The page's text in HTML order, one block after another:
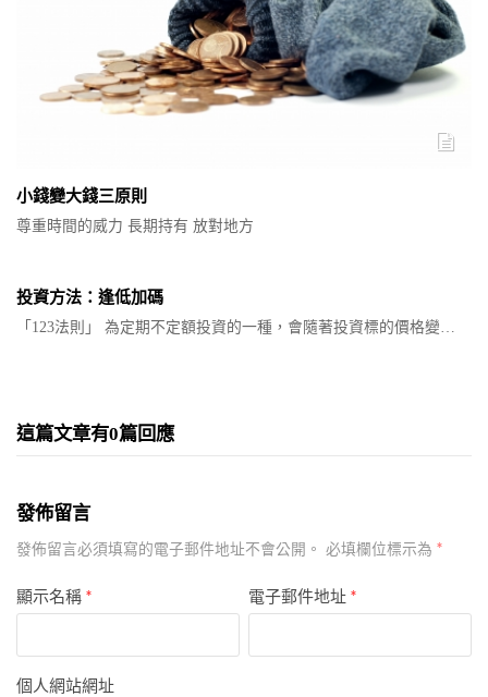
小錢變大錢三原則
尊重時間的威力 長期持有 放對地方
投資方法：逢低加碼
「123法則」 為定期不定額投資的一種，會隨著投資標的價格變…
這篇文章有0篇回應
發佈留言
發佈留言必須填寫的電子郵件地址不會公開。 必填欄位標示為 *
顯示名稱 * 電子郵件地址*
個人網站網址